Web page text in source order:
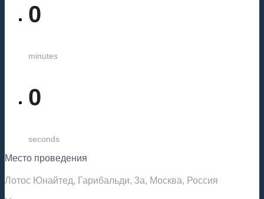
0
minutes
0
seconds
Место проведения
Лотос Юнайтед, Гарибальди, 3а, Москва, Россия